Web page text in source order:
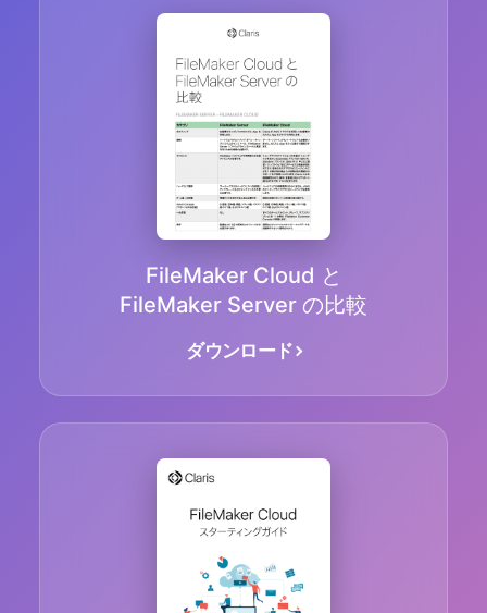
FileMaker Cloud と
FileMaker Server の比較
ダウンロード